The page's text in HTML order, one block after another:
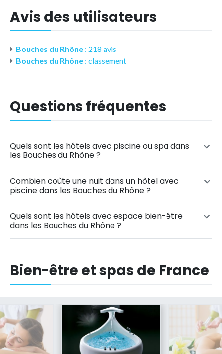
Avis des utilisateurs
Bouches du Rhône : 218 avis
Bouches du Rhône : classement
Questions fréquentes
Quels sont les hôtels avec piscine ou spa dans
les Bouches du Rhône ?
Combien coûte une nuit dans un hôtel avec
piscine dans les Bouches du Rhône ?
Quels sont les hôtels avec espace bien-être
dans les Bouches du Rhône ?
Bien-être et spas de France